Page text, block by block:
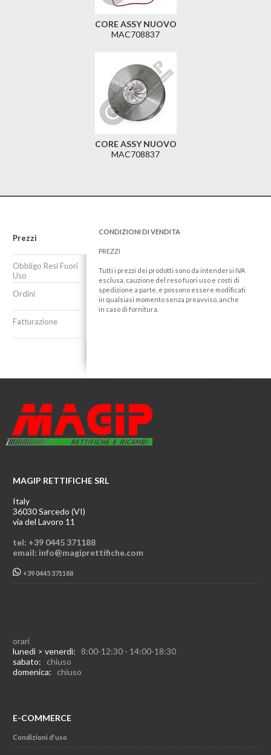
CORE ASSY NUOVO
MAC708837
CORE ASSY NUOVO
MAC708837
Prezzi
Obbligo Resi Fuori
Uso
Ordini
Fatturazione
CONDIZIONI DI VENDITA
PREZZI
Tutti i prezzi dei prodotti sono da intendersi IVA
esclusa, cauzione del reso fuori uso e costi di
spedizione a parte, e possono essere modificati
in qualsiasi momento senza preavviso, anche
in caso di fornitura.
MAGIP RETTIFICHE SRL
Italy
36030 Sarcedo (VI)
via del Lavoro 11
tel: +39 0445 371188
email: info@magiprettifiche.com
+39 0445 371188
orari
lunedì > venerdì: 8:00-12:30 - 14:00-18:30
sabato: chiuso
domenica: chiuso
E-COMMERCE
Condizioni d'uso